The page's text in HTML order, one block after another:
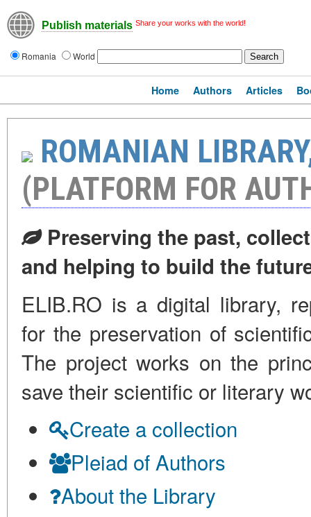
Publish materials Share your works with the world!
Romania World
Home Authors Articles
ROMANIAN
(PLATFORM FOR
Preserving the past,
and helping to build the
ELIB.RO is a digital library,
for the preservation of
The project works on the
save their scientific or literary
Create a collection
Pleiad of Authors
About the Library